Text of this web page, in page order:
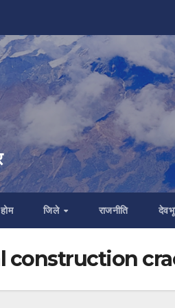
जिले राजनीति
construction